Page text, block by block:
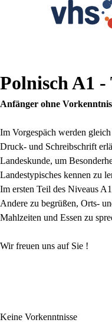
Polnisch A1 -
Anfänger ohne
Im Vorgespäch werden
Druck- und Schreibschrift
Landeskunde, um
Landestypisches kennen zu
Im ersten Teil des Niveaus
Andere zu begrüßen, Orts-
Mahlzeiten und Essen zu
Wir freuen uns auf Sie !
Keine Vorkenntnisse